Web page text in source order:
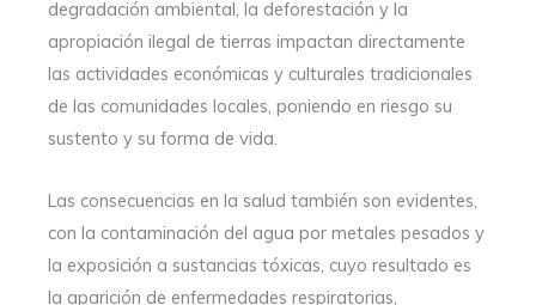
degradación ambiental, la deforestación y la
apropiación ilegal de tierras impactan directamente
las actividades económicas y culturales tradicionales
de las comunidades locales, poniendo en riesgo su
sustento y su forma de vida.
Las consecuencias en la salud también son evidentes,
con la contaminación del agua por metales pesados y
la exposición a sustancias tóxicas, cuyo resultado es
la aparición de enfermedades respiratorias,